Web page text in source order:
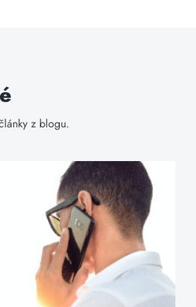
z blogu.